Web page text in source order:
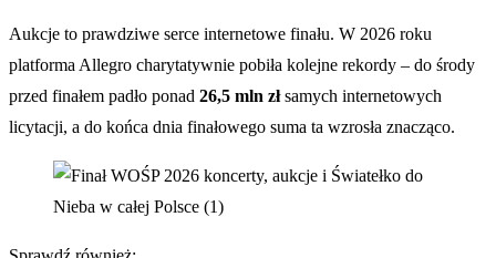
Aukcje to prawdziwe serce internetowe finału. W 2026 roku
platforma Allegro charytatywnie pobiła kolejne rekordy – do środy
przed finałem padło ponad 26,5 mln złsamych internetowych
licytacji, a do końca dnia finałowego suma ta wzrosła znacząco.